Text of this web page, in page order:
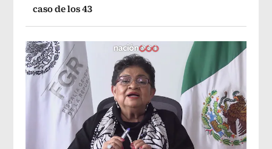
caso de los 43